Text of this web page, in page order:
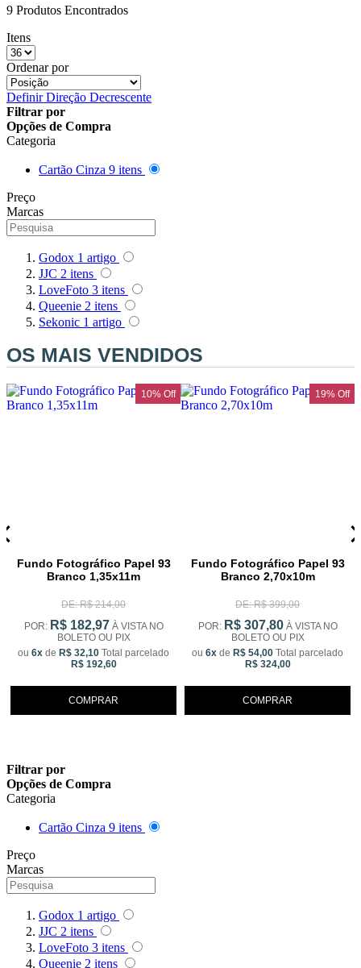
9 Produtos Encontrados
Itens
Ordenar por
Definir Direção Decrescente
Filtrar por
Opções de Compra
Categoria
Cartão Cinza 9 itens
Preço
Marcas
Godox 1 artigo
JJC 2 itens
LoveFoto 3 itens
Queenie 2 itens
Sekonic 1 artigo
OS MAIS VENDIDOS
10% Off
Fundo Fotográfico Papel 93
Branco 1,35x11m
DE: R$ 214,00
POR: R$ 182,97 À VISTA NO
BOLETO OU PIX
ou 6x de R$ 32,10 Total parcelado
R$ 192,60
COMPRAR
19% Off
Fundo Fotográfico Papel 93
Branco 2,70x10m
DE: R$ 399,00
POR: R$ 307,80À VISTA NO
BOLETO OU PIX
ou 6x de R$ 54,00 Total parcelado
R$ 324,00
COMPRAR
Filtrar por
Opções de Compra
Categoria
Cartão Cinza 9 itens
Preço
Marcas
Godox 1 artigo
JJC 2 itens
LoveFoto 3 itens
Queenie 2 itens